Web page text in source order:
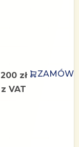
200 zł
z VAT
ZAMÓW